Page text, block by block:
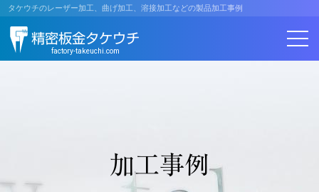
コタケウチのレーザー加工、曲げ加工、溶接加工などの製品加工事例
精密板金タケウチ
factory-takeuchi.com
加工事例